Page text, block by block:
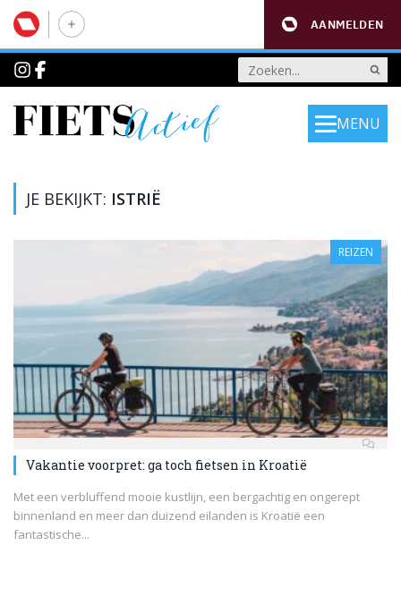
AANMELDEN
MENU
JE BEKIJKT: ISTRIË
REIZEN
Vakantie voorpret: ga toch fietsen in Kroatië
Met een verbluffend mooie kustlijn, een bergachtig en ongerept
binnenland en meer dan duizend eilanden is Kroatië een
fantastische...